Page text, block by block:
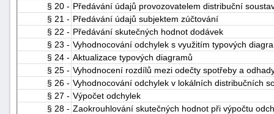
§ 20 - Předávání údajů provozovatelem distribuční
§ 21 - Předávání údajů subjektem zúčtování
§ 22 - Předávání skutečných hodnot dodávek
§ 23 - Vyhodnocování odchylek s využitím typových
§ 24 - Aktualizace typových diagramů
§ 25 - Vyhodnocení rozdílů mezi odečty spotřeby a
§ 26 - Vyhodnocování odchylek v lokálních distribučních
§ 27 - Výpočet odchylek
§ 28 - Zaokrouhlování skutečných hodnot při výpočtu